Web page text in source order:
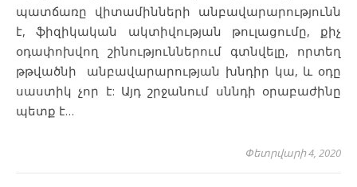
պատճառը վիտամինների անբավարարությունն
է, ֆիզիկական ակտիվության թուլացումը, քիչ
օդափոխվող շինություններում գտնվելը, որտեղ
թթվածնի անբավարարության խնդիր կա, և օդը
սաստիկ չոր է: Այդ շրջանում սննդի օրաբաժինը
պետք է…
Փետրվարի 4, 2020